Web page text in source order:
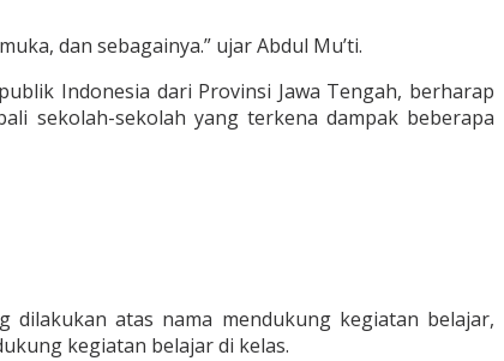
dan sebagainya.” ujar Abdul Mu’ti.
Indonesia dari Provinsi Jawa Tengah, berharap
sekolah-sekolah yang terkena dampak beberapa
dilakukan atas nama mendukung kegiatan belajar,
kegiatan belajar di kelas.